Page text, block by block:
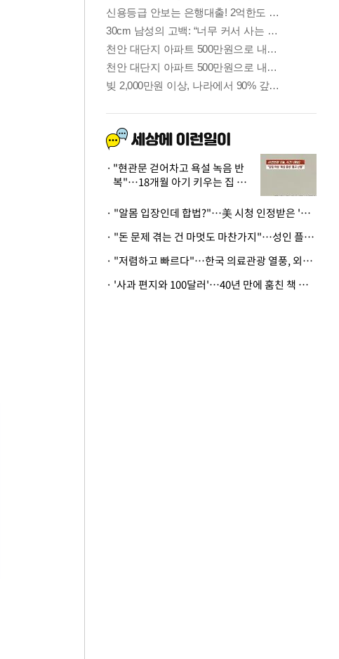
"현관문 걷어차고 욕설 녹음 반
복"…18개월 아기 키우는 집 뒤
· "알몸 입장인데 합법?"…美 시청 인정받은 '누드' 레스토랑 화제
· "돈 문제 겪는 건 마멋도 마찬가지"…성인 플랫폼에 등장한 뜻밖의 스타
· "저렴하고 빠르다"…한국 의료관광 열풍, 외신도 주목
· '사과 편지와 100달러'…40년 만에 훔친 책 돌려준 美 절도범